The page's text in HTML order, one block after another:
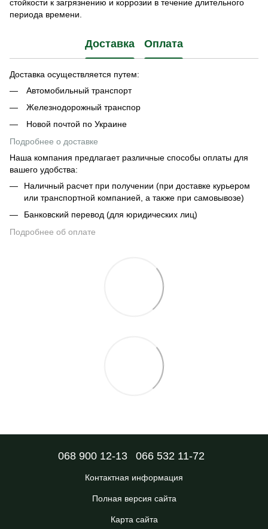
стойкости к загрязнению и коррозии в течение длительного
периода времени.
Доставка Оплата
Доставка осуществляется путем:
Автомобильный транспорт
Железнодорожный транспор
Новой почтой по Украине
Подробнее о доставке
Наша компания предлагает различные способы оплаты для
вашего удобства:
Наличный расчет при получении (при доставке курьером
или транспортной компанией, а также при самовывозе)
Банковский перевод (для юридических лиц)
Подробнее об оплате
068 900 12-13 066 532 11-72
Контактная информация
Полная версия сайта
Карта сайта